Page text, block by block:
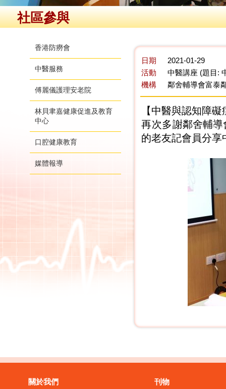
社區參與
香港防癆會
中醫服務
傅麗儀護理安老院
林貝聿嘉健康促進及教育
中心
口腔健康教育
媒體報導
日期
2021-01-29
活動
中醫講座 (題目:
機構
鄰舍輔導會富泰
【中醫與認知障礙
再次多謝鄰舍輔導
的老友記會員分享
關於我們 刊物